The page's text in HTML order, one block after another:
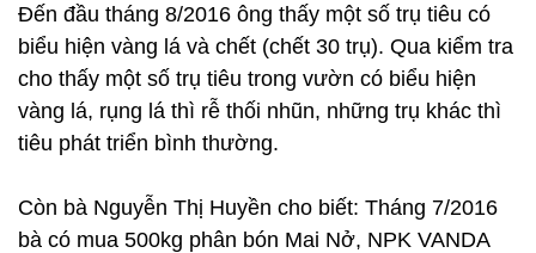
Đến đầu tháng 8/2016 ông thấy một số trụ tiêu có
biểu hiện vàng lá và chết (chết 30 trụ). Qua kiểm tra
cho thấy một số trụ tiêu trong vườn có biểu hiện
vàng lá, rụng lá thì rễ thối nhũn, những trụ khác thì
tiêu phát triển bình thường.
Còn bà Nguyễn Thị Huyền cho biết: Tháng 7/2016
bà có mua 500kg phân bón Mai Nở, NPK VANDA